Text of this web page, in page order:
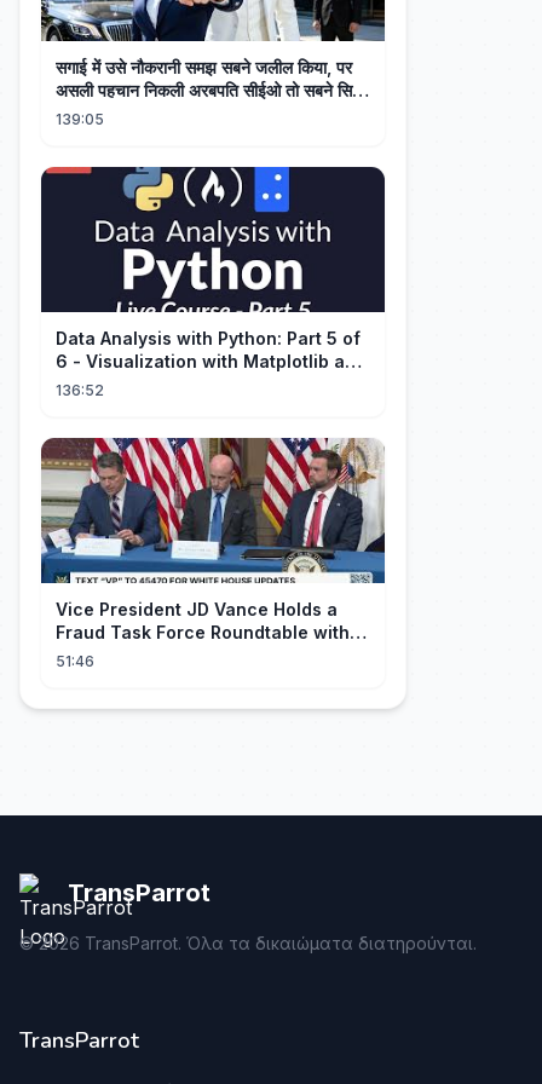
सगाई में उसे नौकरानी समझ सबने जलील किया, पर
असली पहचान निकली अरबपति सीईओ तो सबने सिर
झुका लिया!
139:05
Data Analysis with Python: Part 5 of
6 - Visualization with Matplotlib and
Seaborn (Live Course)
136:52
Vice President JD Vance Holds a
Fraud Task Force Roundtable with
Members of Congress
51:46
TransParrot
©2026 TransParrot. Όλα τα δικαιώματα διατηρούνται.
TransParrot